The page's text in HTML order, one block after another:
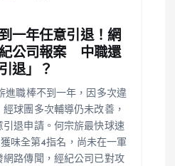
一年任意引退！網
公司報案 中職還
退」？
進職棒不到一年，因多次違
球團多次輔導仍未改善，
退申請。何宗旂最快球速
味全第4指名，尚未在一軍
路傳聞，經紀公司已對攻